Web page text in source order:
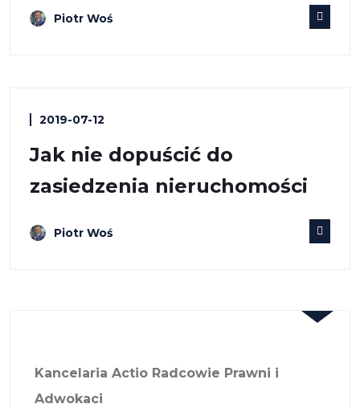
Piotr Woś
2019-07-12
Jak nie dopuścić do
zasiedzenia nieruchomości
Piotr Woś
Kancelaria Actio Radcowie Prawni i
Adwokaci